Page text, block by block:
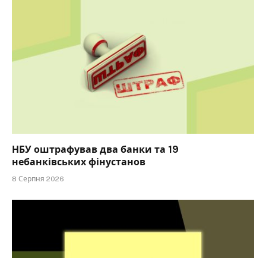
НБУ оштрафував два банки та 19
небанківських фінустанов
8 Серпня 2026